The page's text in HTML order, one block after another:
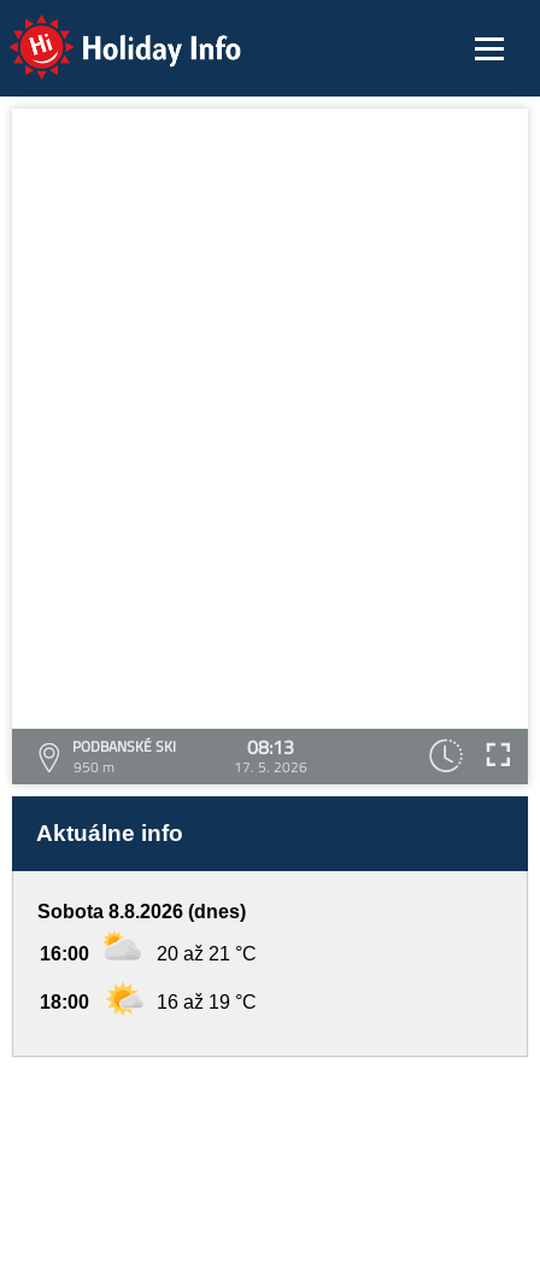
Holiday Info
PODBANSKÉ SKI
950 m
08:13
17. 5. 2026
Aktuálne info
Sobota 8.8.2026 (dnes)
16:00 20 až 21 °C
18:00 16 až 19 °C